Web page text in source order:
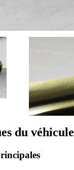
du véhicule